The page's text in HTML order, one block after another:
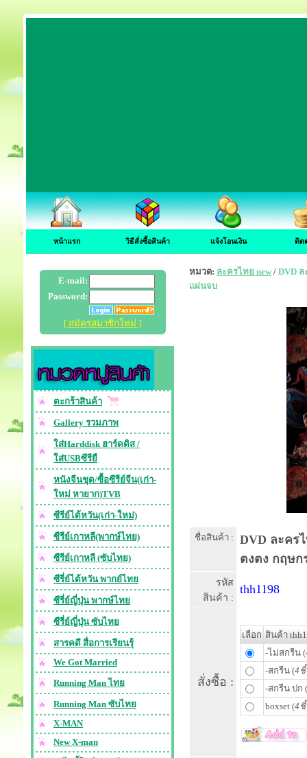
หน้าแรก วิธีสั่งซื้อสินค้า แจ้งโอนเงิน ติด
E-mail:
Password:
[ สมัครสมาชิกใหม่ ]
ตะกร้าสินค้า
Gallery รวมภาพ
ใส่Harddisk ฮาร์ดดิส /
ใส่USBซีรียื
หนังจีนชุด/ซื้อซีรีย์จีน(เก่า-
ใหม่ หายาก)TVB
ซีรีย์ไต้หวัน(เก่า-ใหม่)
ซีรีย์เกาหลี(พากษ์ไทย)
ซีรีย์เกาหลี (ซับไทย)
ซีรี่ย์ไต้หวัน พากย์ไทย
ซีรี่ย์ญี่ปุ่น พากษ์ไทย
ซีรี่ย์ญี่ปุ่น ซับไทย
สารคดี สื่อการเรียนรุ้
We Got Married
Running Man ไทย
Running Man ซับไทย
X-MAN
New X-man
หมวด: ละครไทย new / DVD
แผ่นจบ
ชื่อสินค้า :
DVD ละคร
ตงตง กฤษก
รหัส
สินค้า :
thh1198
สั่งซื้อ :
เลือก สินค้า
-ไม่สกรีน (
-สกรีน (4
-สกรีน ปก (
boxset (4